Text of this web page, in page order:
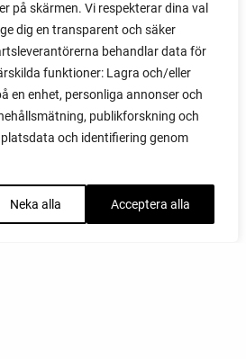
på skärmen. Vi respekterar dina val
dig en transparent och säker
behandlar data för
funktioner: Lagra och/eller
en enhet, personliga annonser och
publikforskning och
och identifiering genom
Neka alla Acceptera alla